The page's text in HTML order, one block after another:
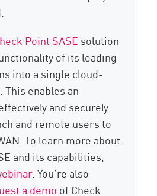
Point SASE solution
of its leading
into a single cloud-
enables an
and securely
and remote users to
To learn more about
and its capabilities,
. You’re also
a demo of Check